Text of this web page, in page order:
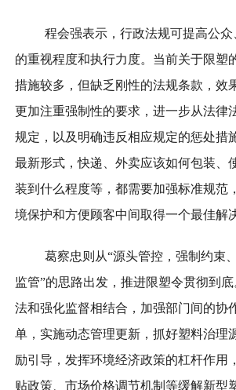
程会强表示，行政法规可提高公
的重视程度和执行力度。当前关于限塑
措施较多，但缺乏刚性的法规条款，效
更加注重强制性的要求，进一步从法律
规定，以及明确违反相应规定的惩处措
最新形式，快递、外卖应该如何包装、
装到什么程度等，都需要加强标准规范
境保护和方便顾客中间取得一个最佳解
葛察忠则从“源头管控，强制约束
监管”的思路出发，推进限塑令贯彻到
法和强化监督相结合，加强部门间的协
单，实施动态管理更新，抓好塑料治理
励引导，发挥环境经济政策的杠杆作用
贴政策、市场价格调节机制等缓解新型